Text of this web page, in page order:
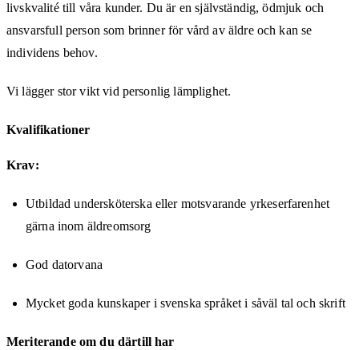
livskvalité till våra kunder. Du är en självständig, ödmjuk och
ansvarsfull person som brinner för vård av äldre och kan se
individens behov.
Vi lägger stor vikt vid personlig lämplighet.
Kvalifikationer
Krav:
Utbildad undersköterska eller motsvarande yrkeserfarenhet
gärna inom äldreomsorg
God datorvana
Mycket goda kunskaper i svenska språket i såväl tal och skrift
Meriterande om du därtill har